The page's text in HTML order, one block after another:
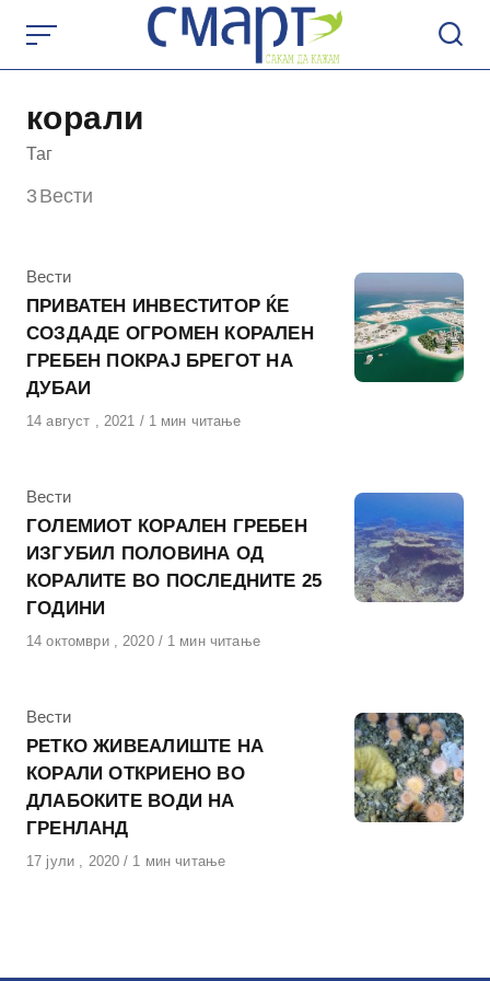
content
корали
Таг
3Вести
КАтегорија
Вести
ПРИВАТЕН ИНВЕСТИТОР ЌЕ
СОЗДАДЕ ОГРОМЕН КОРАЛЕН
ГРЕБЕН ПОКРАЈ БРЕГОТ НА
ДУБАИ
Објавено
14 август , 2021 1 мин читање
КАтегорија
Вести
ГОЛЕМИОТ КОРАЛЕН ГРЕБЕН
ИЗГУБИЛ ПОЛОВИНА ОД
КОРАЛИТЕ ВО ПОСЛЕДНИТЕ 25
ГОДИНИ
Објавено
14 октомври , 2020 1 мин читање
КАтегорија
Вести
РЕТКО ЖИВЕАЛИШТЕ НА
КОРАЛИ ОТКРИЕНО ВО
ДЛАБОКИТЕ ВОДИ НА
ГРЕНЛАНД
Објавено
17 јули , 2020 1 мин читање